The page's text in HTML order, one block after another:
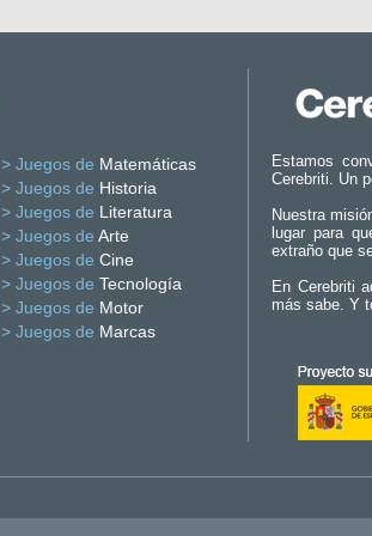
> Juegos de Matemáticas
> Juegos de Historia
> Juegos de Literatura
> Juegos de Arte
> Juegos de Cine
> Juegos de Tecnología
> Juegos de Motor
> Juegos de Marcas
Estamos
Cerebriti. Un
Nuestra
lugar para
extraño que
En Cerebriti
más sabe. Y